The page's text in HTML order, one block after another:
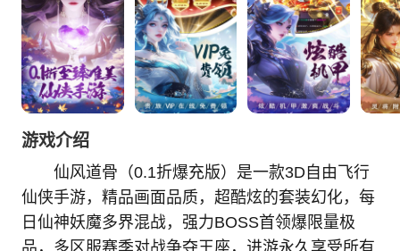
游戏介绍
仙风道骨（0.1折爆充版）是一款3D自由飞行
仙侠手游，精品画面品质，超酷炫的套装幻化，每
日仙神妖魔多界混战，强力BOSS首领爆限量极